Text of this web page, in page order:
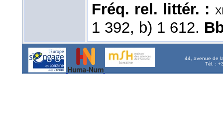
Fréq. rel. littér. :
1 392, b) 1 612.
44, avenue de
Tél. :